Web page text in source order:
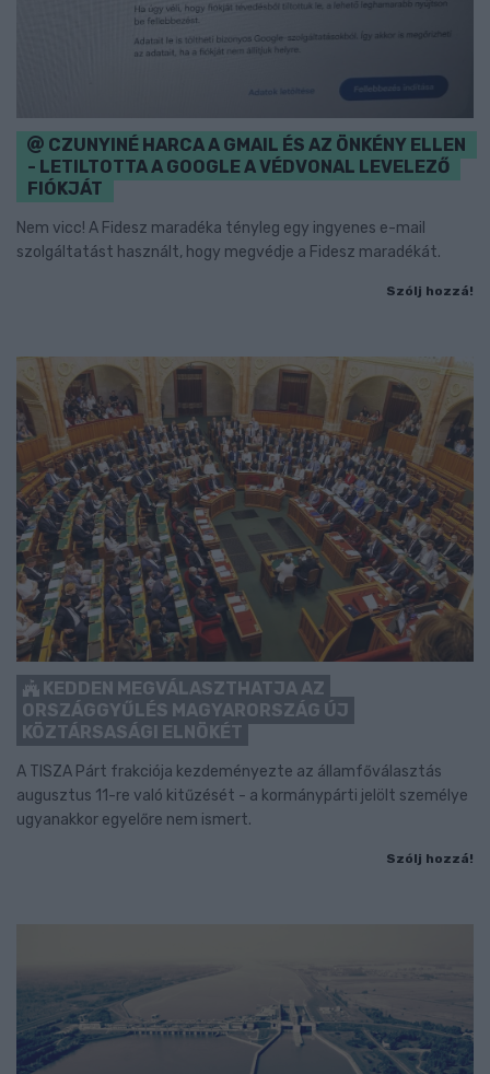
CZUNYINÉ HARCA A GMAIL ÉS AZ ÖNKÉNY ELLEN
- LETILTOTTA A GOOGLE A VÉDVONAL LEVELEZŐ
FIÓKJÁT
Nem vicc! A Fidesz maradéka tényleg egy ingyenes e-mail
szolgáltatást használt, hogy megvédje a Fidesz maradékát.
Szólj hozzá!
KEDDEN MEGVÁLASZTHATJA AZ
ORSZÁGGYŰLÉS MAGYARORSZÁG ÚJ
KÖZTÁRSASÁGI ELNÖKÉT
A TISZA Párt frakciója kezdeményezte az államfőválasztás
augusztus 11-re való kitűzését - a kormánypárti jelölt személye
ugyanakkor egyelőre nem ismert.
Szólj hozzá!